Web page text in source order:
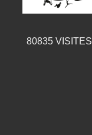
80835VISITES